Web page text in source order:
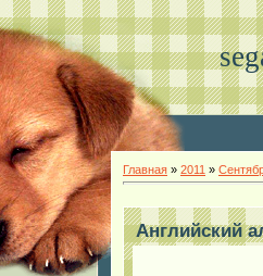
Главная » 2011 »
Английский